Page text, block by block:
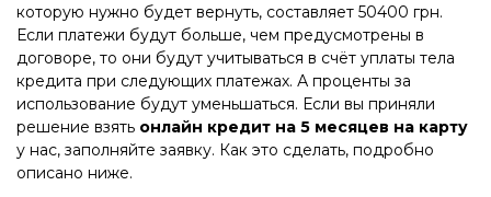
которую нужно будет вернуть, составляет 50400 грн.
Если платежи будут больше, чем предусмотрены в
договоре, то они будут учитываться в счёт уплаты тела
кредита при следующих платежах. А проценты за
использование будут уменьшаться. Если вы приняли
решение взять онлайн кредит на 5 месяцев на карту
у нас, заполняйте заявку. Как это сделать, подробно
описано ниже.